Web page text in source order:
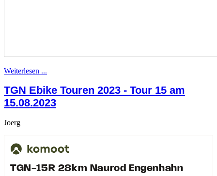
Weiterlesen ...
TGN Ebike Touren 2023 - Tour 15 am
15.08.2023
Joerg